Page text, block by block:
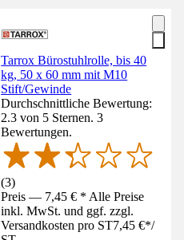
Tarrox Bürostuhlrolle, bis 40
kg, 50 x 60 mm mit M10
Stift/Gewinde
Durchschnittliche Bewertung:
2.3 von 5 Sternen. 3
Bewertungen.
(3)
Preis — 7,45 € * Alle Preise
inkl. MwSt. und ggf. zzgl.
Versandkosten pro ST7,45 €*/